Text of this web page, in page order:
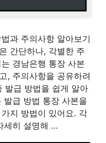
과 주의사항 알아보기
간단하나, 각별한 주
경남은행 통장 사본
, 주의사항을 공유하려
발급 방법을 쉽게 알아
발급 방법 통장 사본을
지 방법이 있어요. 각
세히 설명해 …